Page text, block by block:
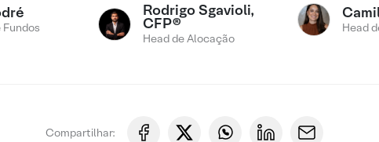
Rodrigo Sgavioli,
CFP®
Head de Alocação
Head
Compartilhar: